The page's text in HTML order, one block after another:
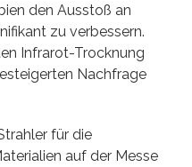
den Ausstoß an
zu verbessern.
Infrarot-Trocknung
Nachfrage
für die
auf der Messe